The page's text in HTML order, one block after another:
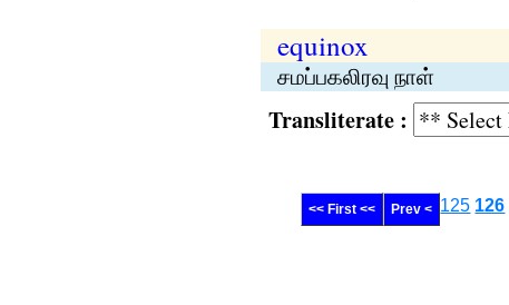
equinox
சமப்பகலிரவு நாள்
Transliterate :
<< First << Prev < 125 126